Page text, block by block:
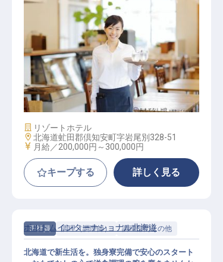
レストランサービススタッフ（一般
職/主任）
施設業態
リゾートホテル
勤務地
北海道虻田郡倶知安町字岩尾別328-51
給与
月給／200,000円～ 300,000円
キープする 詳しく見る
正社員 調理（調理師） 調理部門その他
ポルトムインターナショナル北海道
北海道で新生活を。独身寮完備で安心のスタート